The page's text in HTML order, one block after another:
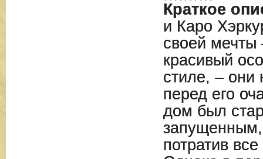
Краткое
и Каро
своей мечты
красивый
стиле, – они
перед его
дом был
запущенным,
потратив